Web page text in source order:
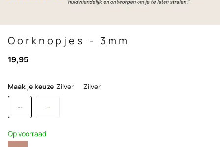
Oorknopjes - 3mm
19,95
Maak je keuze Zilver Zilver
Op voorraad